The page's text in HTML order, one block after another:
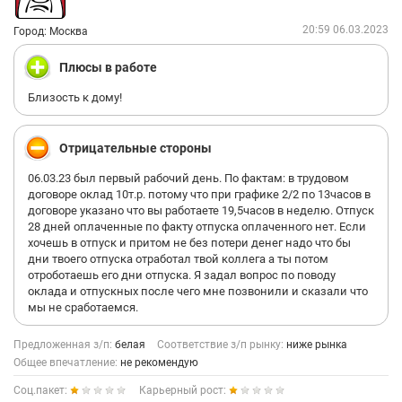
Город: Москва 20:59 06.03.2023
Плюсы в работе
Близость к дому!
Отрицательные стороны
06.03.23 был первый рабочий день. По фактам: в трудовом
договоре оклад 10т.р. потому что при графике 2/2 по 13часов в
договоре указано что вы работаете 19,5часов в неделю. Отпуск
28 дней оплаченные по факту отпуска оплаченного нет. Если
хочешь в отпуск и притом не без потери денег надо что бы
дни твоего отпуска отработал твой коллега а ты потом
отроботаешь его дни отпуска. Я задал вопрос по поводу
оклада и отпускных после чего мне позвонили и сказали что
мы не сработаемся.
Предложенная з/п: белая Соответствие з/п рынку: ниже рынка
Общее впечатление: не рекомендую
Соц.пакет: Карьерный рост: